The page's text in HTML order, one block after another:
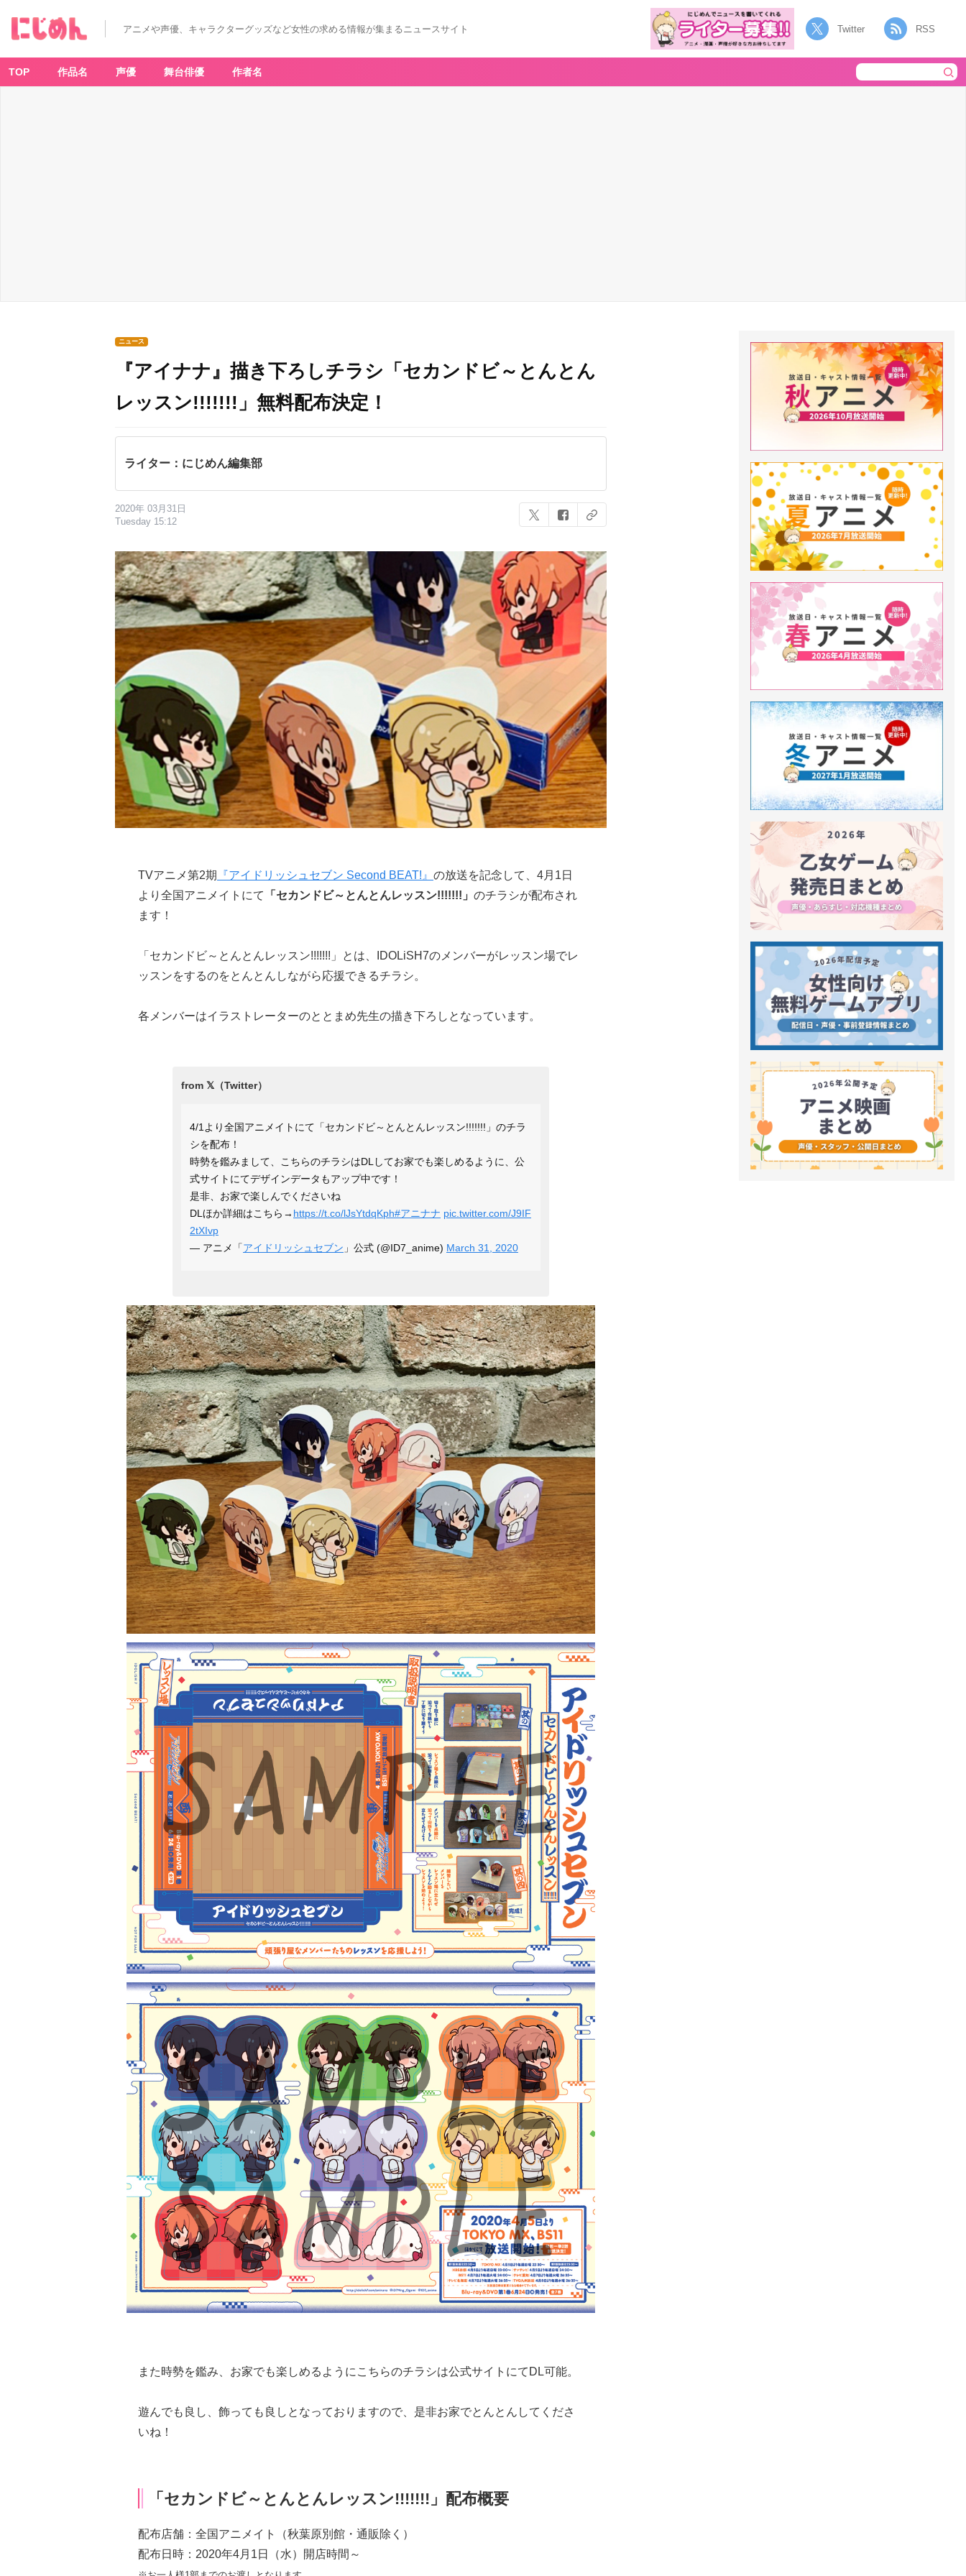
アニメや声優、キャラクターグッズなど女性の求める情報が集まるニュースサイト Twitter RSS
TOP 作品名 声優 舞台俳優 作者名
ニュース
『アイナナ』描き下ろしチラシ「セカンドビ～とんとん
レッスン!!!!!!!」無料配布決定！
ライター：にじめん編集部
2020年 03月31日
Tuesday 15:12
TVアニメ第2期 『アイドリッシュセブン Second BEAT!』 の放送を記念して、4月1日
より全国アニメイトにて
「セカンドビ～とんとんレッスン!!!!!!!」 のチラシが配布され
ます！
「セカンドビ～とんとんレッスン!!!!!!!」とは、IDOLiSH7のメンバーがレッスン場でレ
ッスンをするのをとんとんしながら応援できるチラシ。
各メンバーはイラストレーターのととまめ先生の描き下ろしとなっています。
4/1より全国アニメイトにて「セカンドビ～とんとんレッスン!!!!!!!」のチラ
シを配布！
時勢を鑑みまして、こちらのチラシはDLしてお家でも楽しめるように、公
式サイトにてデザインデータもアップ中です！
是非、お家で楽しんでくださいね
DLほか詳細はこちら→ https://t.co/lJsYtdqKph#アニナナ pic.twitter.com/J9IF
2tXIvp
— アニメ「アイドリッシュセブン 」公式 (@ID7_anime) March 31, 2020
また時勢を鑑み、お家でも楽しめるようにこちらのチラシは公式サイトにてDL可能。
遊んでも良し、飾っても良しとなっておりますので、是非お家でとんとんしてくださ
いね！
「セカンドビ～とんとんレッスン!!!!!!!」配布概要
配布店舗：全国アニメイト（秋葉原別館・通販除く）
配布日時：2020年4月1日（水）開店時間～